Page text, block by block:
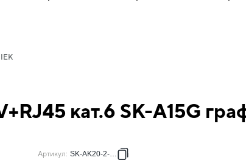
кат.6 SK-A15G
Артикул: SK-AK20-2-K53